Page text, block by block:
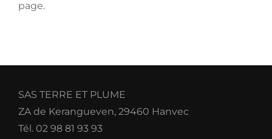
page.
SAS TERRE ET PLUME
ZA de Kerangueven, 29460 Hanvec
Tél. 02 98 81 93 93